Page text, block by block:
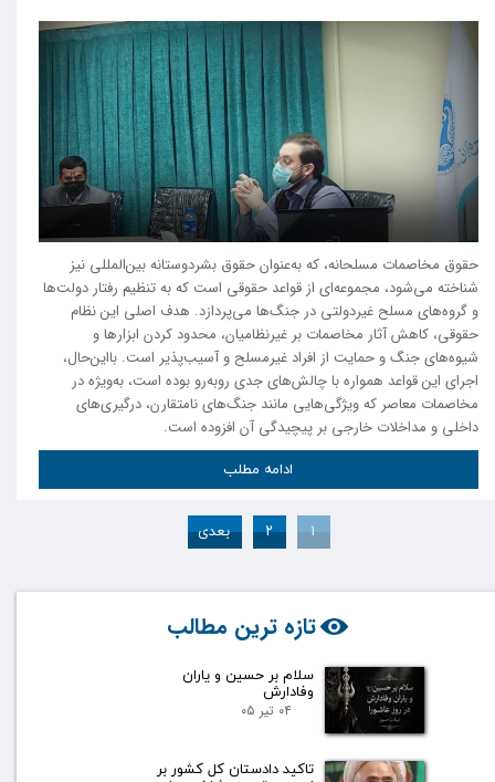
حقوق مخاصمات مسلحانه، که به‌عنوان حقوق بشردوستانه بین‌المللی نیز
شناخته می‌شود، مجموعه‌ای از قواعد حقوقی است که به تنظیم رفتار دولت‌ها
و گروه‌های مسلح غیردولتی در جنگ‌ها می‌پردازد. هدف اصلی این نظام
حقوقی، کاهش آثار مخاصمات بر غیرنظامیان، محدود کردن ابزارها و
شیوه‌های جنگ و حمایت از افراد غیرمسلح و آسیب‌پذیر است. بااین‌حال،
اجرای این قواعد همواره با چالش‌های جدی روبه‌رو بوده است، به‌ویژه در
مخاصمات معاصر که ویژگی‌هایی مانند جنگ‌های نامتقارن، درگیری‌های
داخلی و مداخلات خارجی بر پیچیدگی آن افزوده است.
ادامه مطلب
۱ ۲ بعدی
تازه ترین مطالب
سلام بر حسین و یاران
وفادارش
۰۴ تیر ۰۵
تاکید دادستان کل کشور بر